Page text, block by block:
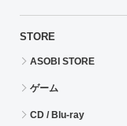
STORE
ASOBI STORE
ゲーム
CD / Blu-ray